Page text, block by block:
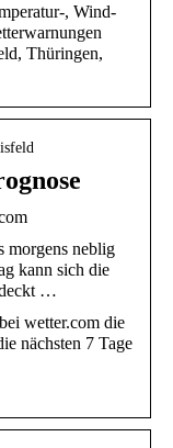
, Wind-
Thüringen,
morgens neblig
kann sich die
…
wetter.com die
nächsten 7 Tage